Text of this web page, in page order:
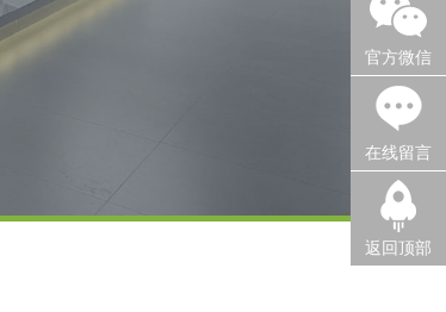
官方微信
在线留言
返回顶部